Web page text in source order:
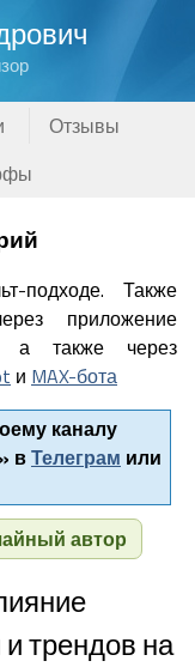
Отзывы
подходе. Также
приложение
также через
и MAX-бота
каналу
вТелеграм или
автор
трендов на